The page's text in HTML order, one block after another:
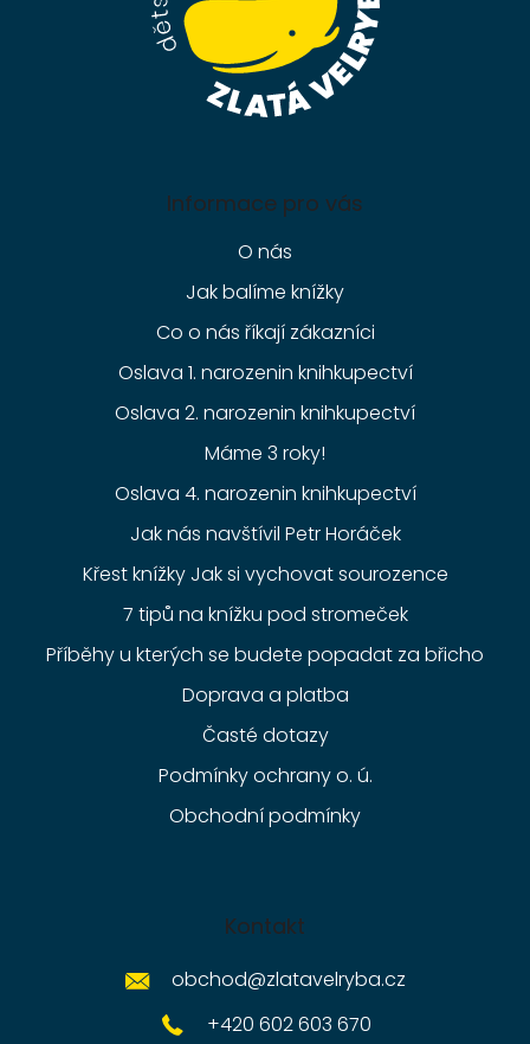
Informace pro vás
O nás
Jak balíme knížky
Co o nás říkají zákazníci
Oslava 1. narozenin knihkupectví
Oslava 2. narozenin knihkupectví
Máme 3 roky!
Oslava 4. narozenin knihkupectví
Jak nás navštívil Petr Horáček
Křest knížky Jak si vychovat sourozence
7 tipů na knížku pod stromeček
Příběhy u kterých se budete popadat za břicho
Doprava a platba
Časté dotazy
Podmínky ochrany o. ú.
Obchodní podmínky
Kontakt
obchod@zlatavelryba.cz
+420 602 603 670